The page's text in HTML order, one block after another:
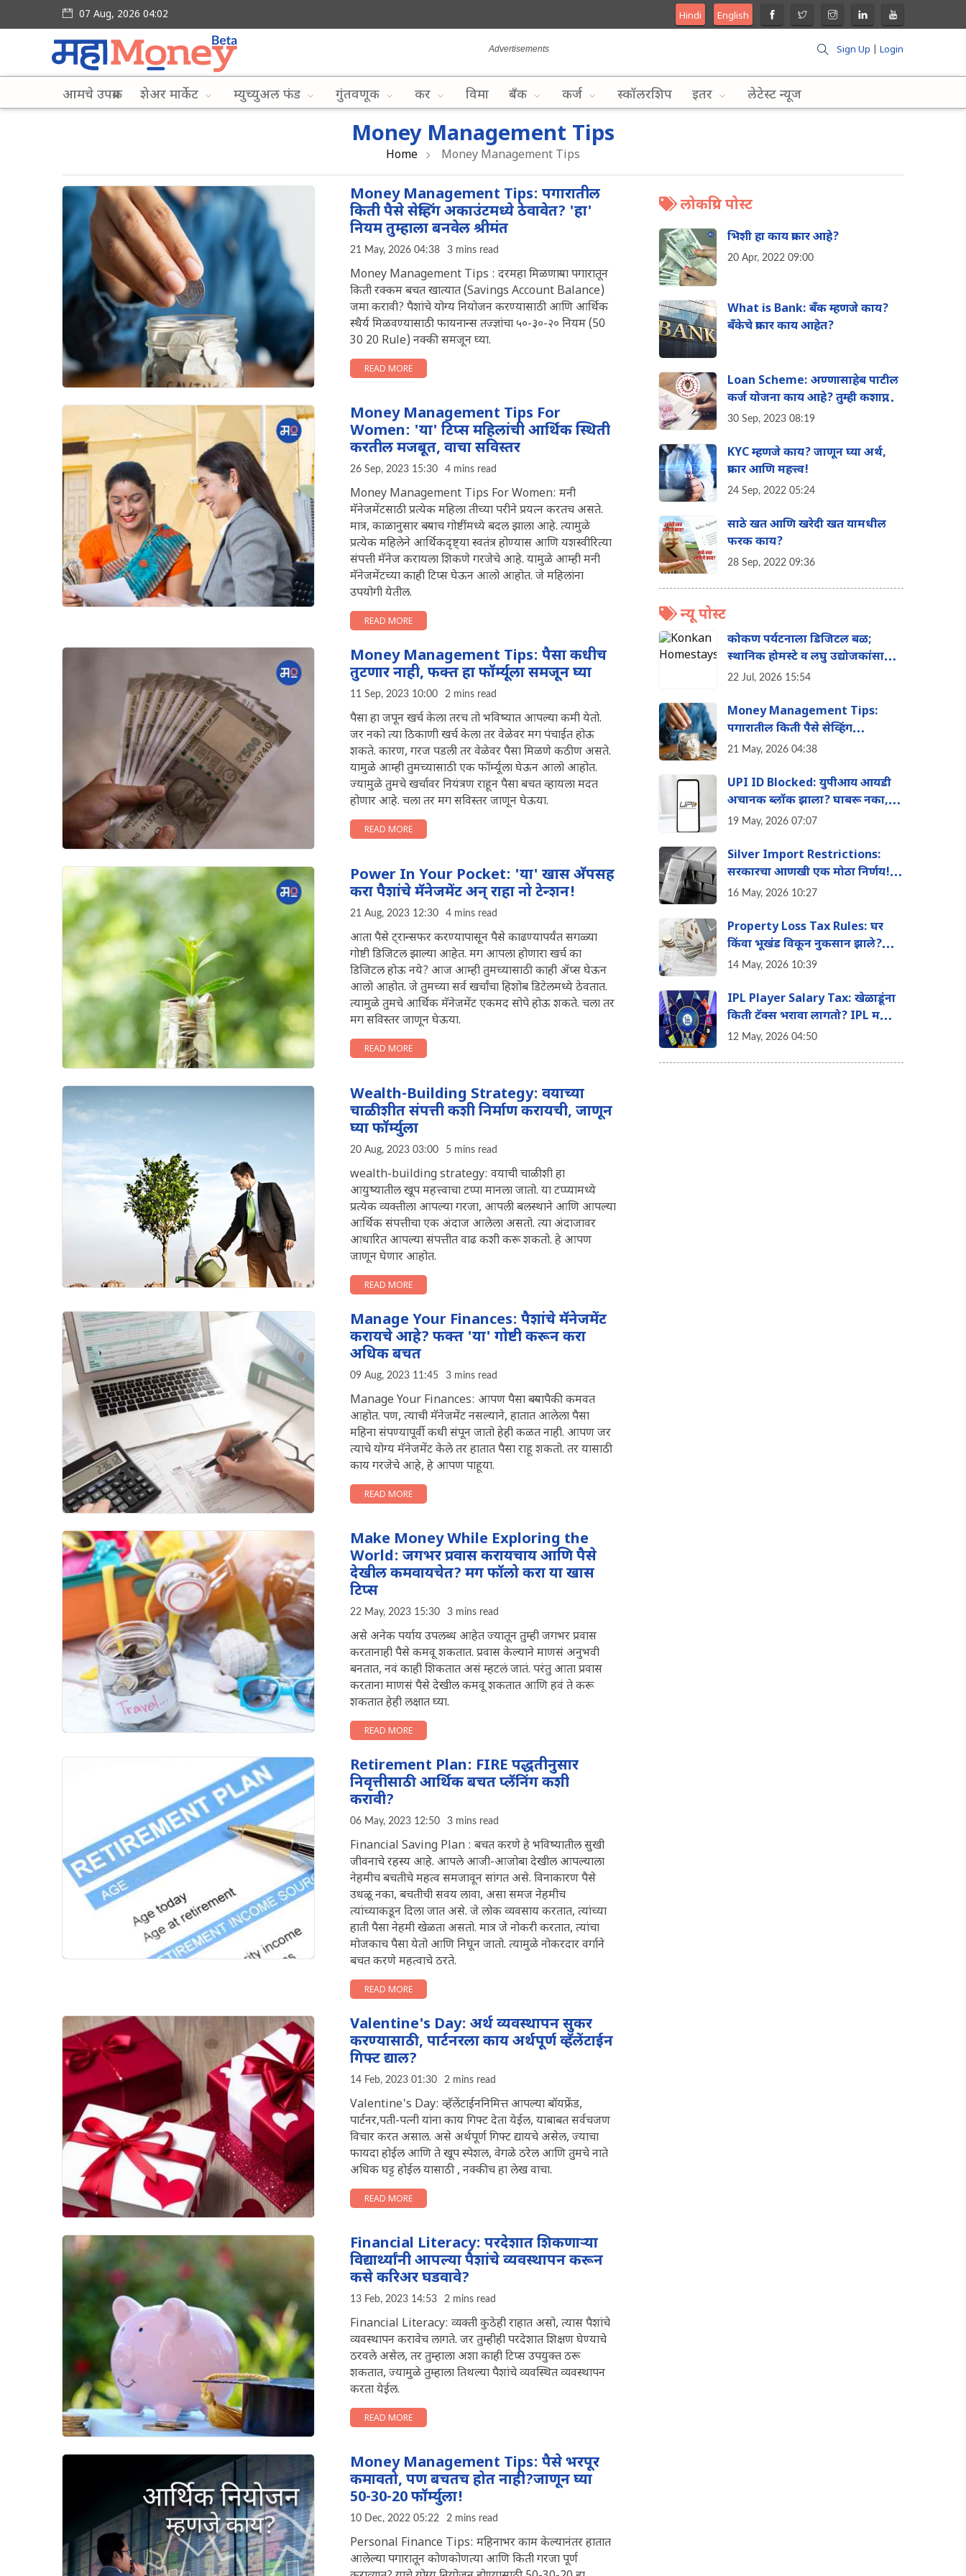
07 Aug, 2026 04:02 Hindi English
Sign Up Login
आमचे उपक्रम शेअर मार्केट म्युच्युअल फंड गुंतवणूक कर विमा बँक कर्ज स्कॉलरशिप इतर लेटेस्ट न्यूज
Money Management Tips
Home Money Management Tips
Money Management Tips: पगारातील
किती पैसे सेव्हिंग अकाउंटमध्ये ठेवावेत? 'हा'
नियम तुम्हाला बनवेल श्रीमंत
21 May, 2026 04:38 3 mins read
Money Management Tips : दरमहा मिळणाऱ्या पगारातून
किती रक्कम बचत खात्यात (Savings Account Balance)
जमा करावी? पैशांचे योग्य नियोजन करण्यासाठी आणि आर्थिक
स्थैर्य मिळवण्यासाठी फायनान्स तज्ज्ञांचा ५०-३०-२० नियम (50
30 20 Rule) नक्की समजून घ्या.
READ MORE
Money Management Tips For
Women: 'या' टिप्स महिलांची आर्थिक स्थिती
करतील मजबूत, वाचा सविस्तर
26 Sep, 2023 15:30 4 mins read
Money Management Tips For Women: मनी
मॅनेजमेंटसाठी प्रत्येक महिला तीच्या परीने प्रयत्न करतच असते.
मात्र, काळानुसार बऱ्याच गोष्टींमध्ये बदल झाला आहे. त्यामुळे
प्रत्येक महिलेने आर्थिकदृष्ट्या स्वतंत्र होण्यास आणि यशस्वीरित्या
संपत्ती मॅनेज करायला शिकणे गरजेचे आहे. यामुळे आम्ही मनी
मॅनेजमेंटच्या काही टिप्स घेऊन आलो आहोत. जे महिलांना
उपयोगी येतील.
READ MORE
Money Management Tips: पैसा कधीच
तुटणार नाही, फक्त हा फॉर्म्यूला समजून घ्या
11 Sep, 2023 10:00 2 mins read
पैसा हा जपून खर्च केला तरच तो भविष्यात आपल्या कमी येतो.
जर नको त्या ठिकाणी खर्च केला तर वेळेवर मग पंचाईत होऊ
शकते. कारण, गरज पडली तर वेळेवर पैसा मिळणे कठीण असते.
यामुळे आम्ही तुमच्यासाठी एक फॉर्म्यूला घेऊन आलो आहोत.
ज्यामुळे तुमचे खर्चावर नियंत्रण राहून पैसा बचत व्हायला मदत
होणार आहे. चला तर मग सविस्तर जाणून घेऊया.
READ MORE
Power In Your Pocket: 'या' खास अ‍ॅपसह
करा पैशांचे मॅनेजमेंट अन् राहा नो टेन्शन!
21 Aug, 2023 12:30 4 mins read
आता पैसे ट्रान्सफर करण्यापासून पैसे काढण्यापर्यंत सगळ्या
गोष्टी डिजिटल झाल्या आहेत. मग आपला होणारा खर्च का
डिजिटल होऊ नये? आज आम्ही तुमच्यासाठी काही अ‍ॅप्स घेऊन
आलो आहोत. जे तुमच्या सर्व खर्चांचा हिशोब डिटेलमध्ये ठेवतात.
त्यामुळे तुमचे आर्थिक मॅनेजमेंट एकमद सोपे होऊ शकते. चला तर
मग सविस्तर जाणून घेऊया.
READ MORE
Wealth-Building Strategy: वयाच्या
चाळीशीत संपत्ती कशी निर्माण करायची, जाणून
घ्या फॉर्म्युला
20 Aug, 2023 03:00 5 mins read
wealth-building strategy: वयाची चाळीशी हा
आयुष्यातील खूप महत्त्वाचा टप्पा मानला जातो. या टप्प्यामध्ये
प्रत्येक व्यक्तीला आपल्या गरजा, आपली बलस्थाने आणि आपल्या
आर्थिक संपत्तीचा एक अंदाज आलेला असतो. त्या अंदाजावर
आधारित आपल्या संपत्तीत वाढ कशी करू शकतो. हे आपण
जाणून घेणार आहोत.
READ MORE
Manage Your Finances: पैशांचे मॅनेजमेंट
करायचे आहे? फक्त 'या' गोष्टी करून करा
अधिक बचत
09 Aug, 2023 11:45 3 mins read
Manage Your Finances: आपण पैसा बऱ्यापैकी कमवत
आहोत. पण, त्याची मॅनेजमेंट नसल्याने, हातात आलेला पैसा
महिना संपण्यापूर्वी कधी संपून जातो हेही कळत नाही. आपण जर
त्याचे योग्य मॅनेजमेंट केले तर हातात पैसा राहू शकतो. तर यासाठी
काय गरजेचे आहे, हे आपण पाहूया.
READ MORE
Make Money While Exploring the
World: जगभर प्रवास करायचाय आणि पैसे
देखील कमवायचेत? मग फॉलो करा या खास
टिप्स
22 May, 2023 15:30 3 mins read
असे अनेक पर्याय उपलब्ध आहेत ज्यातून तुम्ही जगभर प्रवास
करतानाही पैसे कमवू शकतात. प्रवास केल्याने माणसं अनुभवी
बनतात, नवं काही शिकतात असं म्हटलं जातं. परंतु आता प्रवास
करताना माणसं पैसे देखील कमवू शकतात आणि हवं ते करू
शकतात हेही लक्षात घ्या.
READ MORE
Retirement Plan: FIRE पद्धतीनुसार
निवृत्तीसाठी आर्थिक बचत प्लॅनिंग कशी
करावी?
06 May, 2023 12:50 3 mins read
Financial Saving Plan : बचत करणे हे भविष्यातील सुखी
जीवनाचे रहस्य आहे. आपले आजी-आजोबा देखील आपल्याला
नेहमीच बचतीचे महत्व समजावून सांगत असे. विनाकारण पैसे
उधळू नका, बचतीची सवय लावा, असा समज नेहमीच
त्यांच्याकडून दिला जात असे. जे लोक व्यवसाय करतात, त्यांच्या
हाती पैसा नेहमी खेळता असतो. मात्र जे नोकरी करतात, त्यांचा
मोजकाच पैसा येतो आणि निघून जातो. त्यामुळे नोकरदार वर्गाने
बचत करणे महत्वाचे ठरते.
READ MORE
Valentine's Day: अर्थ व्यवस्थापन सुकर
करण्यासाठी, पार्टनरला काय अर्थपूर्ण व्हॅलेंटाईन
गिफ्ट द्याल?
14 Feb, 2023 01:30 2 mins read
Valentine's Day: व्हॅलेंटाईननिमित्त आपल्या बॉयफ्रेंड,
पार्टनर,पती-पत्नी यांना काय गिफ्ट देता येईल, याबाबत सर्वचजण
विचार करत असाल. असे अर्थपूर्ण गिफ्ट द्यायचे असेल, ज्याचा
फायदा होईल आणि ते खूप स्पेशल, वेगळे ठरेल आणि तुमचे नाते
अधिक घट्ट होईल यासाठी , नक्कीच हा लेख वाचा.
READ MORE
Financial Literacy: परदेशात शिकणाऱ्या
विद्यार्थ्यांनी आपल्या पैशांचे व्यवस्थापन करून
कसे करिअर घडवावे?
13 Feb, 2023 14:53 2 mins read
Financial Literacy: व्यक्ती कुठेही राहात असो, त्यास पैशांचे
व्यवस्थापन करावेच लागते. जर तुम्हीही परदेशात शिक्षण घेण्याचे
ठरवले असेल, तर तुम्हाला अशा काही टिप्स उपयुक्त ठरू
शकतात, ज्यामुळे तुम्हाला तिथल्या पैशांचे व्यवस्थित व्यवस्थापन
करता येईल.
READ MORE
Money Management Tips: पैसे भरपूर
कमावतो, पण बचतच होत नाही?जाणून घ्या
50-30-20 फॉर्म्युला!
10 Dec, 2022 05:22 2 mins read
Personal Finance Tips: महिनाभर काम केल्यानंतर हातात
आलेल्या पगारातून कोणकोणत्या आणि किती गरजा पूर्ण
लोकप्रिय पोस्ट
भिशी हा काय प्रकार आहे?
20 Apr, 2022 09:00
What is Bank: बँक म्हणजे काय?
बँकेचे प्रकार काय आहेत?
Loan Scheme: अण्णासाहेब पाटील
कर्ज योजना काय आहे? तुम्ही कशाप्रकारे
घेऊ शकता याचा फायदा? संपूर्ण
30 Sep, 2023 08:19
KYC म्हणजे काय? जाणून घ्या अर्थ,
प्रकार आणि महत्त्व!
24 Sep, 2022 05:24
साठे खत आणि खरेदी खत यामधील
फरक काय?
28 Sep, 2022 09:36
न्यू पोस्ट
कोकण पर्यटनाला डिजिटल बळ;
स्थानिक होमस्टे व लघु उद्योजकांसाठी
'KokanHomestays.in' ची सुरुवात
22 Jul, 2026 15:54
Money Management Tips:
पगारातील किती पैसे सेव्हिंग
अकाउंटमध्ये ठेवावेत? 'हा' नियम
21 May, 2026 04:38
UPI ID Blocked: युपीआय आयडी
अचानक ब्लॉक झाला? घाबरू नका,
त्वरित करा 'हे' काम
19 May, 2026 07:07
Silver Import Restrictions:
सरकारचा आणखी एक मोठा निर्णय!
चांदीच्या आयातीवर आता मोठी मर्यादा
16 May, 2026 10:27
Property Loss Tax Rules: घर
किंवा भूखंड विकून नुकसान झाले?
टेन्शन घेऊ नका, 'या' मार्गाने वाचवू
14 May, 2026 10:39
IPL Player Salary Tax: खेळाडूंना
किती टॅक्स भरावा लागतो? IPL मधील
विदेशी खेळाडूंच्या पगाराचे 'हे' आहे
12 May, 2026 04:50